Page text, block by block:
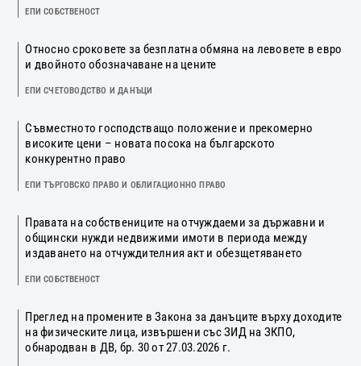
ЕПИ СОБСТВЕНОСТ
Относно сроковете за безплатна обмяна на левовете в евро
и двойното обозначаване на цените
ЕПИ СЧЕТОВОДСТВО И ДАНЪЦИ
Съвместното господстващо положение и прекомерно
високите цени – новата посока на българското
конкурентно право
ЕПИ ТЪРГОВСКО ПРАВО И ОБЛИГАЦИОННО ПРАВО
Правата на собствениците на отчуждаеми за държавни и
общински нужди недвижими имоти в периода между
издаването на отчуждителния акт и обезщетяването
ЕПИ СОБСТВЕНОСТ
Преглед на промените в Закона за данъците върху доходите
на физическите лица, извършени със ЗИД на ЗКПО,
обнародван в ДВ, бр. 30 от 27.03.2026 г.